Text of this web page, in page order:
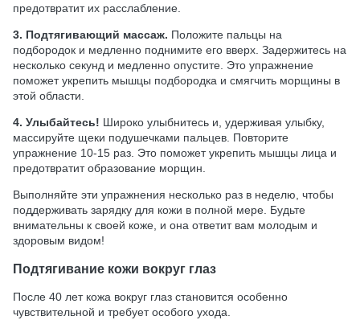
предотвратит их расслабление.
3. Подтягивающий массаж. Положите пальцы на
подбородок и медленно поднимите его вверх. Задержитесь на
несколько секунд и медленно опустите. Это упражнение
поможет укрепить мышцы подбородка и смягчить морщины в
этой области.
4. Улыбайтесь! Широко улыбнитесь и, удерживая улыбку,
массируйте щеки подушечками пальцев. Повторите
упражнение 10-15 раз. Это поможет укрепить мышцы лица и
предотвратит образование морщин.
Выполняйте эти упражнения несколько раз в неделю, чтобы
поддерживать зарядку для кожи в полной мере. Будьте
внимательны к своей коже, и она ответит вам молодым и
здоровым видом!
Подтягивание кожи вокруг глаз
После 40 лет кожа вокруг глаз становится особенно
чувствительной и требует особого ухода.